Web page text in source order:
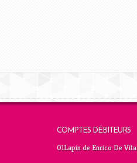
COMPTES DÉBITEURS
01Lapin de Enrico De Vita